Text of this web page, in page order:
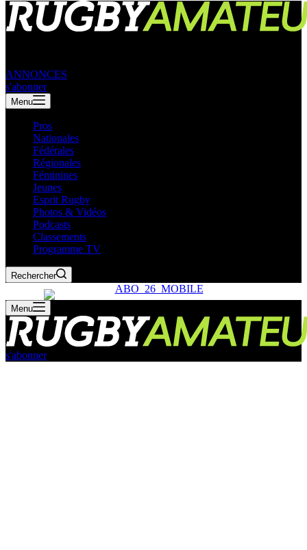
ANNONCES
s'abonner
Menu
Pros
Nationales
Fédérales
Régionales
Féminines
Jeunes
Esprit Rugby
Photos & Vidéos
Podcasts
Classements
Programme TV
Rechercher
Menu
s'abonner